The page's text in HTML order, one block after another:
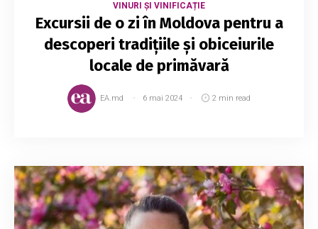
VINURI ȘI VINIFICAȚIE
Excursii de o zi în Moldova pentru a
descoperi tradițiile și obiceiurile
locale de primăvară
EA.md 6 mai 2024 2 min read